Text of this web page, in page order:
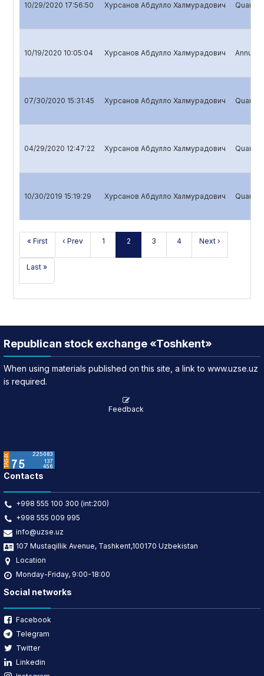
10/29/2020 17:56:50 Хурсанов Абдулло Халмурадович
10/19/2020 10:05:04 Хурсанов Абдулло Халмурадович Annual
07/30/2020 15:31:45 Хурсанов Абдулло Халмурадович
04/29/2020 12:47:22 Хурсанов Абдулло Халмурадович
10/30/2019 15:19:29 Хурсанов Абдулло Халмурадович
« First ‹ Prev 1 2 3 4 Next ›
Last »
Republican stock exchange «Toshkent»
When using materials published on this site, a link to www.uzse.uz
is required.
Feedback
Contacts
+998 555 100 300 (int:200)
+998 555 009 995
info@uzse.uz
107 Mustaqillik Avenue, Tashkent,100170 Uzbekistan
Location
Monday-Friday, 9:00-18:00
Social networks
Facebook
Telegram
Twitter
Linkedin